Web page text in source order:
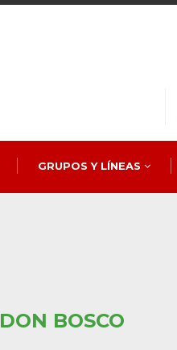
GRUPOS Y LÍNEAS
DON BOSCO